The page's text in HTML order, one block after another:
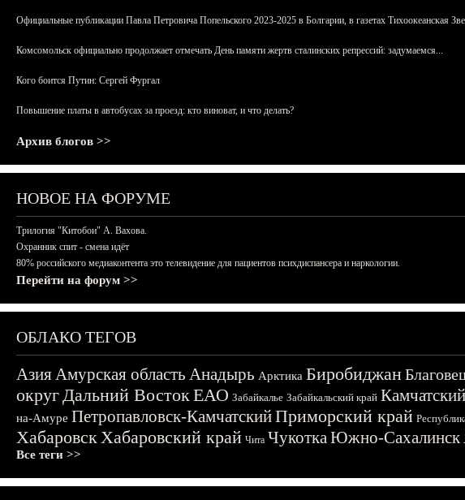
Официальные публикации Павла Петровича Попельского 2023-2025 в Болгарии, в газетах Тихоокеанская
Комсомольск официально продолжает отмечать День памяти жертв сталинских репрессий: задумаемся...
Кого боится Путин: Сергей Фургал
Повышение платы в автобусах за проезд: кто виноват, и что делать?
Архив блогов >>
НОВОЕ НА ФОРУМЕ
Трилогия "Китобои" А. Вахова.
Охранник спит - смена идёт
80% российского медиаконтента это телевидение для пациентов психдиспансера и наркологии.
Перейти на форум >>
ОБЛАКО ТЕГОВ
АзияАмурская область Анадырь Арктика Биробиджан
округДальний ВостокЕАО Забайкалье Забайкальский край
на-Амуре Петропавловск-КамчатскийПриморский край
ХабаровскХабаровский край Чита ЧукоткаЮжно-Сахалинск
Все теги >>